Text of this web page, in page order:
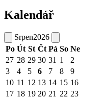
Kalendář
Srpen2026
Po Út St Čt Pá So Ne
27 28 29 30 31 1
2
3
4 5 6 7 8
9
10 11 12 13 14 15 16
17 18 19 20 21 22 23